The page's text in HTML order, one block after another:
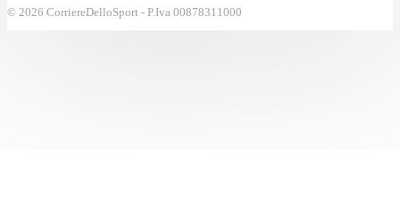
© 2026 CorriereDelloSport - P.Iva 00878311000